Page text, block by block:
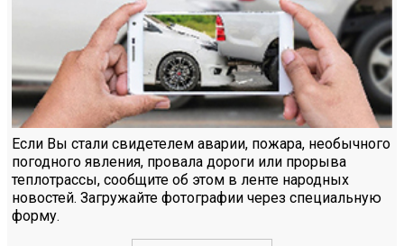
Если Вы стали свидетелем аварии, пожара, необычного
погодного явления, провала дороги или прорыва
теплотрассы, сообщите об этом в ленте народных
новостей. Загружайте фотографии через специальную
форму.